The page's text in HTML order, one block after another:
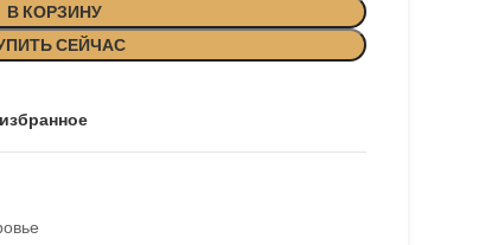
В КОРЗИНУ
СЕЙЧАС